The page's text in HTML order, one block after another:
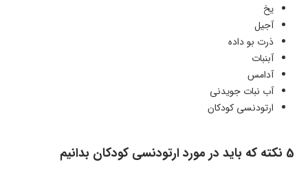
یخ
آجیل
ذرت بو داده
آبنبات
آدامس
آب نبات جویدنی
ارتودنسی کودکان
5 نکته که باید در مورد ارتودنسی کودکان بدانیم